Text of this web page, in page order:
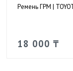
Ремень ГРМ |
18 000 ₸